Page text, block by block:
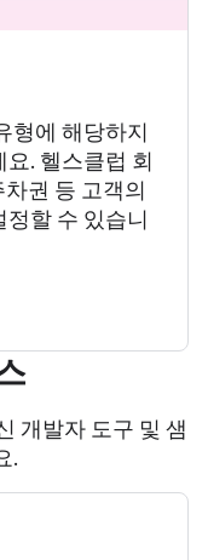
형에 해당하지
. 헬스클럽 회
권 등 고객의
할 수 있습니
개발자 도구 및 샘
.